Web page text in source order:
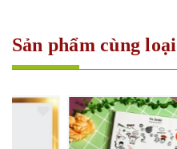
Sản phẩm cùng loại